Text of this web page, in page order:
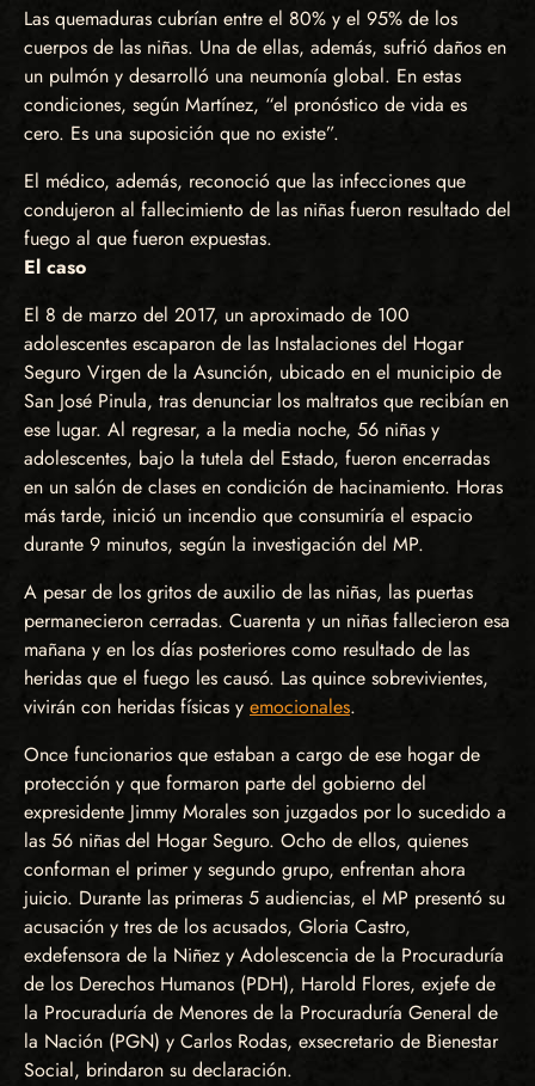
Las quemaduras cubrían entre el 80% y el 95% de los
cuerpos de las niñas. Una de ellas, además, sufrió daños en
un pulmón y desarrolló una neumonía global. En estas
condiciones, según Martínez, “el pronóstico de vida es
cero. Es una suposición que no existe”.
El médico, además, reconoció que las infecciones que
condujeron al fallecimiento de las niñas fueron resultado del
fuego al que fueron expuestas.
El caso
El 8 de marzo del 2017, un aproximado de 100
adolescentes escaparon de las Instalaciones del Hogar
Seguro Virgen de la Asunción, ubicado en el municipio de
San José Pinula, tras denunciar los maltratos que recibían en
ese lugar. Al regresar, a la media noche, 56 niñas y
adolescentes, bajo la tutela del Estado, fueron encerradas
en un salón de clases en condición de hacinamiento. Horas
más tarde, inició un incendio que consumiría el espacio
durante 9 minutos, según la investigación del MP.
A pesar de los gritos de auxilio de las niñas, las puertas
permanecieron cerradas. Cuarenta y un niñas fallecieron esa
mañana y en los días posteriores como resultado de las
heridas que el fuego les causó. Las quince sobrevivientes,
vivirán con heridas físicas y emocionales.
Once funcionarios que estaban a cargo de ese hogar de
protección y que formaron parte del gobierno del
expresidente Jimmy Morales son juzgados por lo sucedido a
las 56 niñas del Hogar Seguro. Ocho de ellos, quienes
conforman el primer y segundo grupo, enfrentan ahora
juicio. Durante las primeras 5 audiencias, el MP presentó su
acusación y tres de los acusados, Gloria Castro,
exdefensora de la Niñez y Adolescencia de la Procuraduría
de los Derechos Humanos (PDH), Harold Flores, exjefe de
la Procuraduría de Menores de la Procuraduría General de
la Nación (PGN) y Carlos Rodas, exsecretario de Bienestar
Social, brindaron su declaración.